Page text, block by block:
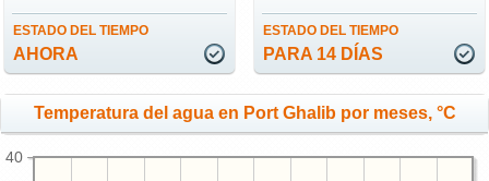
ESTADO DEL TIEMPO
AHORA
ESTADO DEL TIEMPO
PARA 14 DÍAS
Temperatura del agua en Port Ghalib por meses, °C
40